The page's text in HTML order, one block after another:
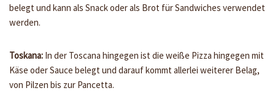
belegt und kann als Snack oder als Brot für Sandwiches verwendet
werden.
Toskana: In der Toscana hingegen ist die weiße Pizza hingegen mit
Käse oder Sauce belegt und darauf kommt allerlei weiterer Belag,
von Pilzen bis zur Pancetta.